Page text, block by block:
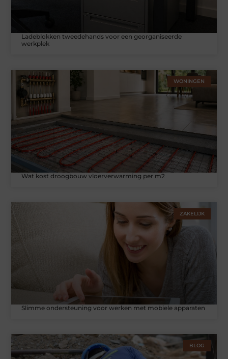
Ladeblokken tweedehands voor een georganiseerde
werkplek
WONINGEN
Wat kost droogbouw vloerverwarming per m2
ZAKELIJK
Slimme ondersteuning voor werken met mobiele apparaten
BLOG